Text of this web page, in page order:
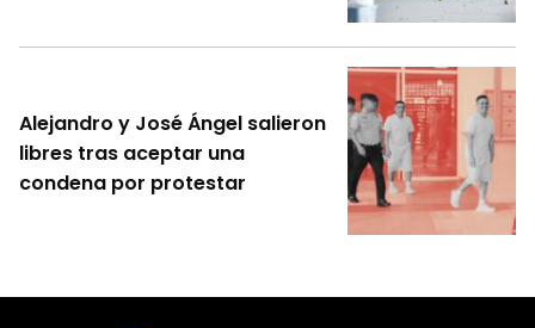
Alejandro y José Ángel salieron
libres tras aceptar una
condena por protestar